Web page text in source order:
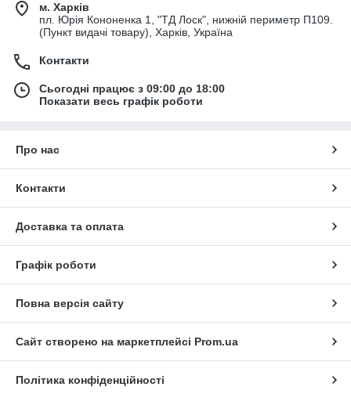
м. Харків
пл. Юрія Кононенка 1, "ТД Лоск", нижній периметр П109.
(Пункт видачі товару), Харків, Україна
Контакти
Сьогодні працює з 09:00 до 18:00
Показати весь графік роботи
Про нас
Контакти
Доставка та оплата
Графік роботи
Повна версія сайту
Сайт створено на маркетплейсі Prom.ua
Політика конфіденційності